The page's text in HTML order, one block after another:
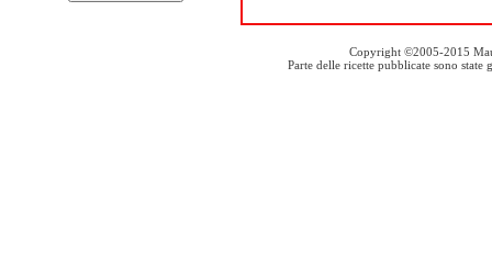
Copyright ©2005-2015
Parte delle ricette pubblicate sono state